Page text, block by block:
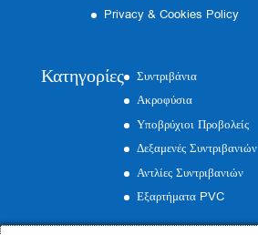
Privacy & Cookies Policy
Κατηγορίες
Συντριβάνια
Ακροφύσια
Υποβρύχιοι Προβολείς
Δεξαμενές Συντριβανιών
Αντλίες Συντριβανιών
Εξαρτήματα PVC